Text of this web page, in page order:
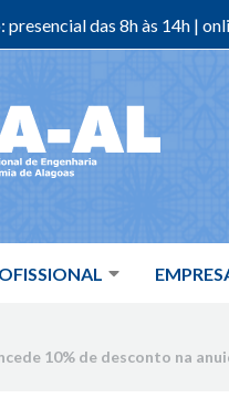
das 8h às 14h |
10% de desconto na